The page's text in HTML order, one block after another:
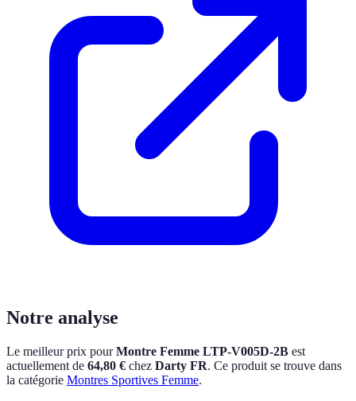
Notre analyse
Le meilleur prix pourMontre Femme LTP-V005D-2B est
actuellement de 64,80 € chez Darty FR. Ce produit se trouve dans
la catégorie Montres Sportives Femme.